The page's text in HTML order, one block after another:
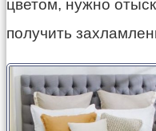
цветом, нужно
получить